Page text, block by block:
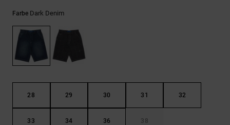
Farbe Dark Denim
28 29 30 31 32
33 34 36 38